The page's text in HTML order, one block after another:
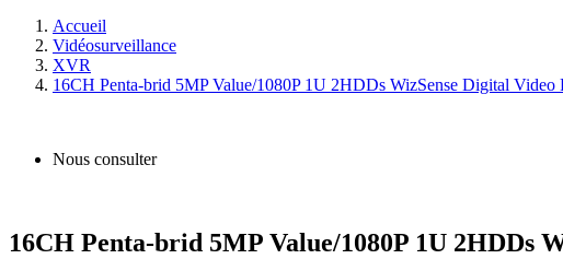
Accueil
Vidéosurveillance
XVR
16CH Penta-brid 5MP Value/1080P 1U 2HDDs WizSense Digital Video
Nous consulter
16CH Penta-brid 5MP Value/1080P 1U 2HDDs